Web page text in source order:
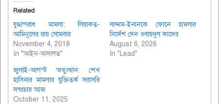
Related
যুদ্ধাপরাধ মামলা: লিয়াকত-
আমিনুলের রায় সোমবার
November 4, 2018
In "আইন-আদালত"
সাদ্দাম-ইনানকে ফোনে হামলার
নির্দেশ দেন ওবায়দুল কাদের
August 6, 2026
In "Lead"
জুলাই-আগস্ট অভ্যুত্থান: শেখ
হাসিনার মামলার যুক্তিতর্ক সরাসরি
সম্প্রচার আজ
October 11, 2025